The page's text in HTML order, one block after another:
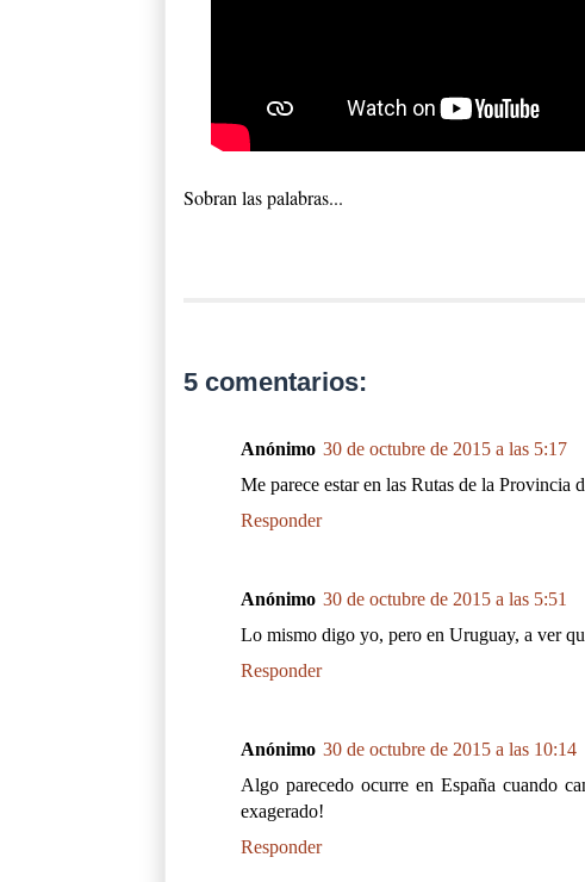
Sobran las palabras...
5 comentarios:
Anónimo 30 de octubre de 2015 a las 5:17
Me parece estar en las Rutas de la Provincia
Responder
Anónimo 30 de octubre de 2015 a las 5:51
Lo mismo digo yo, pero en Uruguay, a ver
Responder
Anónimo 30 de octubre de 2015 a las 10:14
Algo parecedo ocurre en España cuando
exagerado!
Responder